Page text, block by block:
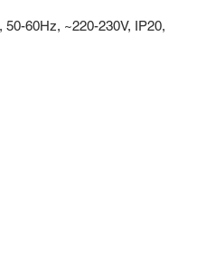
60Hz, ~220-230V, IP20,